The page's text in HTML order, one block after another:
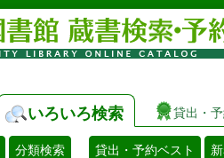
いろいろ検索 貸出・
分類検索 貸出・予約ベスト